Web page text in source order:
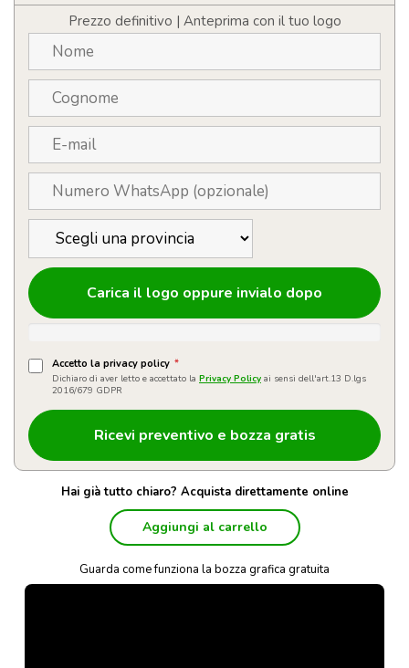
quantitàPrezzo definitivo | Anteprima con il tuo logo
Carica il logo oppure invialo dopo
Accetto la privacy policy *
Dichiaro di aver letto e accettato la Privacy Policy ai sensi dell'art.13 D.lgs
2016/679 GDPR
Hai già tutto chiaro? Acquista direttamente online
Aggiungi al carrello
Guarda come funziona la bozza grafica gratuita